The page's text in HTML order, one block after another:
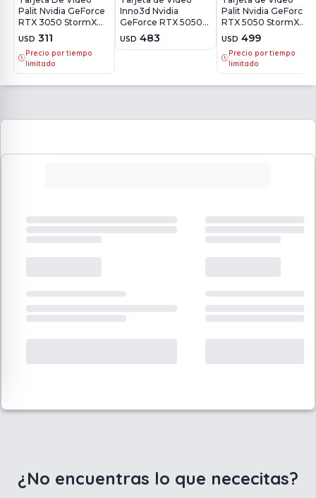
Palit Nvidia GeForce
RTX 3050 StormX
USD 311
Precio por tiempo
limitado
Inno3d Nvidia
GeForce RTX 5050
Twin X2 8GB
USD 483
Palit Nvidia GeForce
RTX 5050 StormX
OC 8GB
USD 499
Precio por tiempo
limitado
¿No encuentras lo que nececitas?